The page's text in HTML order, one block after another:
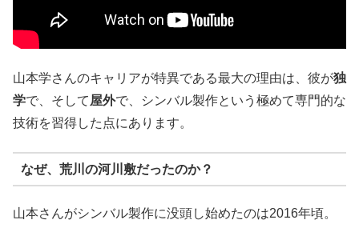
山本学さんのキャリアが特異である最大の理由は、彼が独
学で、そして屋外で、シンバル製作という極めて専門的な
技術を習得した点にあります。
なぜ、荒川の河川敷だったのか？
山本さんがシンバル製作に没頭し始めたのは2016年頃。